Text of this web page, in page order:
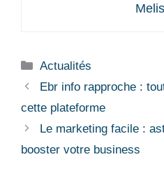
Catégories
Actualités
Ebr info rapproche :
cette plateforme
Le marketing facile :
booster votre business